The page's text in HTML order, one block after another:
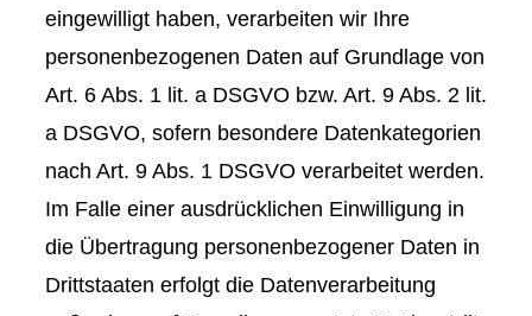
eingewilligt haben, verarbeiten wir Ihre
personenbezogenen Daten auf Grundlage von
Art. 6 Abs. 1 lit. a DSGVO bzw. Art. 9 Abs. 2 lit.
a DSGVO, sofern besondere Datenkategorien
nach Art. 9 Abs. 1 DSGVO verarbeitet werden.
Im Falle einer ausdrücklichen Einwilligung in
die Übertragung personenbezogener Daten in
Drittstaaten erfolgt die Datenverarbeitung